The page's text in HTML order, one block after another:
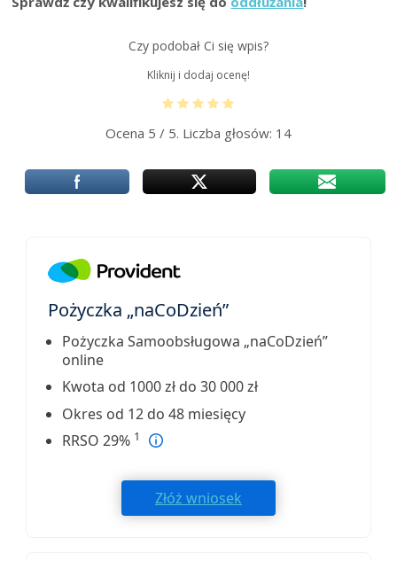
Czy podobał Ci się wpis?
Kliknij i dodaj ocenę!
Ocena 5 / 5. Liczba głosów: 14
Pożyczka „naCoDzień”
Pożyczka Samoobsługowa „naCoDzień”
online
Kwota od 1000 zł do 30 000 zł
Okres od 12 do 48 miesięcy
RRSO 29% 1
Złóż wniosek